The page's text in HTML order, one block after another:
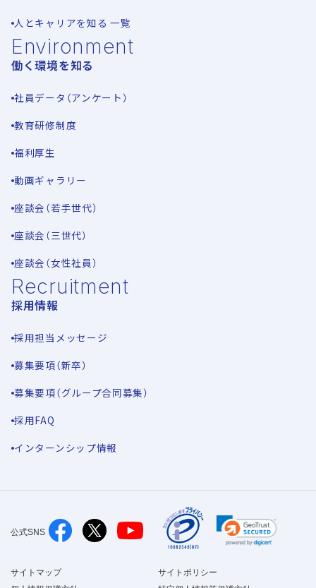
人とキャリアを知る 一覧
Environment
働く環境を知る
社員データ（アンケート）
教育研修制度
福利厚生
動画ギャラリー
座談会（若手世代）
座談会（三世代）
座談会（女性社員）
Recruitment
採用情報
採用担当メッセージ
募集要項（新卒）
募集要項（グループ合同募集）
採用FAQ
インターンシップ情報
公式SNS
サイトマップ
サイトポリシー